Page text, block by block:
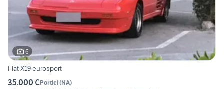
6
Fiat X19 eurosport
35.000 €Portici(NA)